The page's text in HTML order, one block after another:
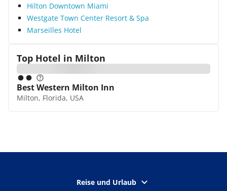
Hilton Downtown Miami
Westgate Town Center Resort & Spa
Marseilles Hotel
Top Hotel in Milton
Best Western Milton Inn
Milton, Florida, USA
Reise und Urlaub